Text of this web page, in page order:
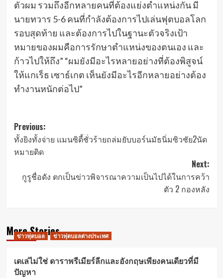
ตัวผม รวมถึงอีกหลายคนที่ต้องแย่งตำแหน่งกัน มี
นายทวาร 5-6 คนที่กำลังต้องการไปเล่นฟุตบอลโลก
รอบสุดท้าย และต้องการไปในฐานะตัวจริงเป้า
หมายของผมคือการรักษาตำแหน่งของตนเอง และ
ก้าวไปให้ถึง” “ผมยังมีอะไรหลายอย่างที่ต้องพิสูจน์
ให้แกเร็ธ เซาธ์เกต เห็นยังมีอะไรอีกหลายอย่างต้อง
ทำงานหนักต่อไป”
Post
navigation
Previous:
ทั้งยิงทั้งจ่าย แมนซิตี้ชั่วร้ายถล่มยับบอร์นมัธนิ่มซิวชัย2นัด
หมายติด
Next:
กูรูชื่อดัง ตกเป็นข่าวพิจารณาความเป็นไปได้ในการคว้า
ตัว 2 กองหลัง
More Stories
ข่าวฟุตบอล ข่าวฟุตบอลต่างประเทศ
เดเล่ไม่ใช่ ดาราพรีเมียร์ลีกและอังกฤษเพียงคนเดียวที่มี
ปัญหา